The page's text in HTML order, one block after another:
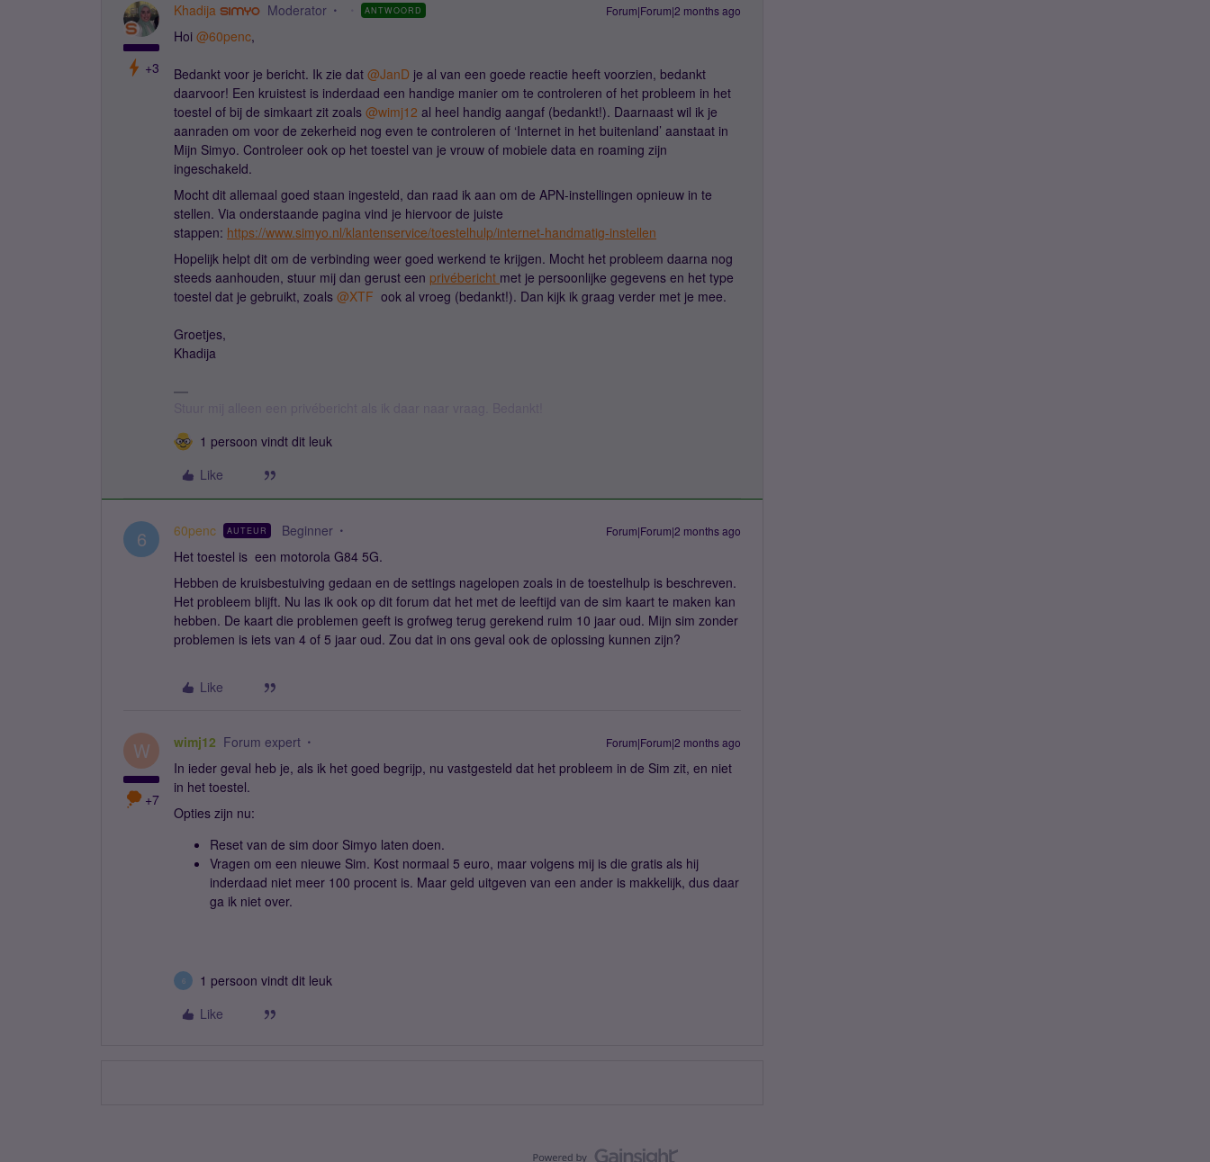
+3
Khadija Moderator ANTWOORD Forum|Forum|2 months ago
Hoi ​ @60penc,
Bedankt voor je bericht. Ik zie dat ​ @JanD je al van een goede reactie heeft voorzien, bedankt
daarvoor! Een kruistest is inderdaad een handige manier om te controleren of het probleem in het
toestel of bij de simkaart zit zoals ​ @wimj12 al heel handig aangaf (bedankt!). Daarnaast wil ik je
aanraden om voor de zekerheid nog even te controleren of ‘Internet in het buitenland’ aanstaat in
Mijn Simyo. Controleer ook op het toestel van je vrouw of mobiele data en roaming zijn
ingeschakeld.
Mocht dit allemaal goed staan ingesteld, dan raad ik aan om de APN-instellingen opnieuw in te
stellen. Via onderstaande pagina vind je hiervoor de juiste
stappen: https://www.simyo.nl/klantenservice/toestelhulp/internet-handmatig-instellen
Hopelijk helpt dit om de verbinding weer goed werkend te krijgen. Mocht het probleem daarna nog
steeds aanhouden, stuur mij dan gerust een privébericht met je persoonlijke gegevens en het type
toestel dat je gebruikt, zoals ​ @XTF ook al vroeg (bedankt!). Dan kijk ik graag verder met je mee.
Groetjes,
Khadija
1 persoon vindt dit leuk
Like
6 60penc AUTEUR Beginner Forum|Forum|2 months ago
Het toestel is een motorola G84 5G.
Hebben de kruisbestuiving gedaan en de settings nagelopen zoals in de toestelhulp is beschreven.
Het probleem blijft. Nu las ik ook op dit forum dat het met de leeftijd van de sim kaart te maken kan
hebben. De kaart die problemen geeft is grofweg terug gerekend ruim 10 jaar oud. Mijn sim zonder
problemen is iets van 4 of 5 jaar oud. Zou dat in ons geval ook de oplossing kunnen zijn?
Like
W
+7
wimj12 Forum expert Forum|Forum|2 months ago
In ieder geval heb je, als ik het goed begrijp, nu vastgesteld dat het probleem in de Sim zit, en niet
in het toestel.
Opties zijn nu:
Reset van de sim door Simyo laten doen.
Vragen om een nieuwe Sim. Kost normaal 5 euro, maar volgens mij is die gratis als hij
inderdaad niet meer 100 procent is. Maar geld uitgeven van een ander is makkelijk, dus daar
ga ik niet over.
6
1 persoon vindt dit leuk
Like